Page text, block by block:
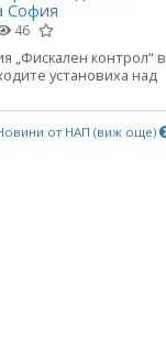
София
46
„Фискален контрол“ в
установиха над
от НАП (виж още)